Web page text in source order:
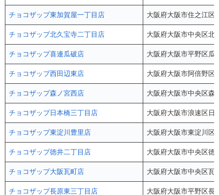
チョコザップ東加賀屋一丁目店 大阪府大阪市住之江
チョコザップ北久宝寺二丁目店 大阪府大阪市中央区
チョコザップ喜連瓜破店 大阪府大阪市平野区
チョコザップ西田辺東店 大阪府大阪市阿倍野
チョコザップ森ノ宮西店 大阪府大阪市中央区
チョコザップ日本橋三丁目店 大阪府大阪市浪速区
チョコザップ東淀川豊里店 大阪府大阪市東淀川
チョコザップ徳井二丁目店 大阪府大阪市中央区
チョコザップ大阪瓦町店 大阪府大阪市中央区
チョコザップ長原東三丁目店 大阪府大阪市平野区